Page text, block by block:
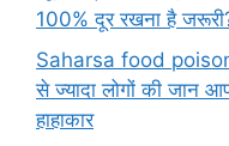
100% दूर रखना है
Saharsa food
से ज्यादा लोगों की जान
हाहाकार